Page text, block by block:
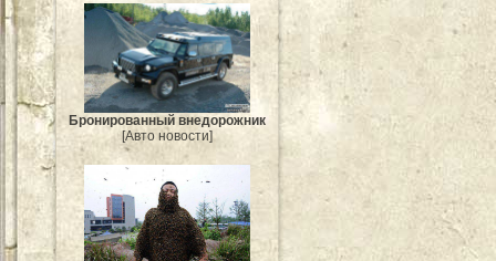
Бронированный внедорожник
[Авто новости]